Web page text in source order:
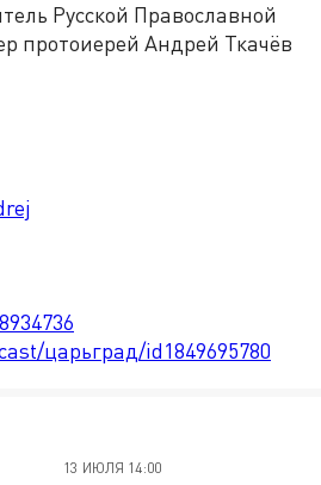
Русской Православной
протоиерей Андрей Ткачёв
царьград/id1849695780
13 ИЮЛЯ 14:00